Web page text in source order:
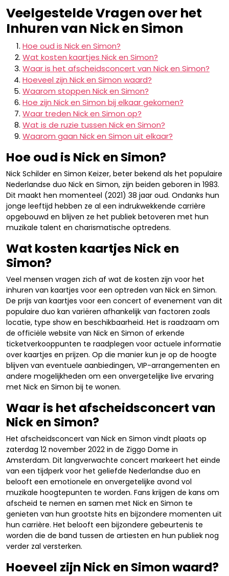
Veelgestelde Vragen over het
Inhuren van Nick en Simon
Hoe oud is Nick en Simon?
Wat kosten kaartjes Nick en Simon?
Waar is het afscheidsconcert van Nick en Simon?
Hoeveel zijn Nick en Simon waard?
Waarom stoppen Nick en Simon?
Hoe zijn Nick en Simon bij elkaar gekomen?
Waar treden Nick en Simon op?
Wat is de ruzie tussen Nick en Simon?
Waarom gaan Nick en Simon uit elkaar?
Hoe oud is Nick en Simon?
Nick Schilder en Simon Keizer, beter bekend als het populaire
Nederlandse duo Nick en Simon, zijn beiden geboren in 1983.
Dit maakt hen momenteel (2021) 38 jaar oud. Ondanks hun
jonge leeftijd hebben ze al een indrukwekkende carrière
opgebouwd en blijven ze het publiek betoveren met hun
muzikale talent en charismatische optredens.
Wat kosten kaartjes Nick en
Simon?
Veel mensen vragen zich af wat de kosten zijn voor het
inhuren van kaartjes voor een optreden van Nick en Simon.
De prijs van kaartjes voor een concert of evenement van dit
populaire duo kan variëren afhankelijk van factoren zoals
locatie, type show en beschikbaarheid. Het is raadzaam om
de officiële website van Nick en Simon of erkende
ticketverkooppunten te raadplegen voor actuele informatie
over kaartjes en prijzen. Op die manier kun je op de hoogte
blijven van eventuele aanbiedingen, VIP-arrangementen en
andere mogelijkheden om een onvergetelijke live ervaring
met Nick en Simon bij te wonen.
Waar is het afscheidsconcert van
Nick en Simon?
Het afscheidsconcert van Nick en Simon vindt plaats op
zaterdag 12 november 2022 in de Ziggo Dome in
Amsterdam. Dit langverwachte concert markeert het einde
van een tijdperk voor het geliefde Nederlandse duo en
belooft een emotionele en onvergetelijke avond vol
muzikale hoogtepunten te worden. Fans krijgen de kans om
afscheid te nemen en samen met Nick en Simon te
genieten van hun grootste hits en bijzondere momenten uit
hun carrière. Het belooft een bijzondere gebeurtenis te
worden die de band tussen de artiesten en hun publiek nog
verder zal versterken.
Hoeveel zijn Nick en Simon waard?